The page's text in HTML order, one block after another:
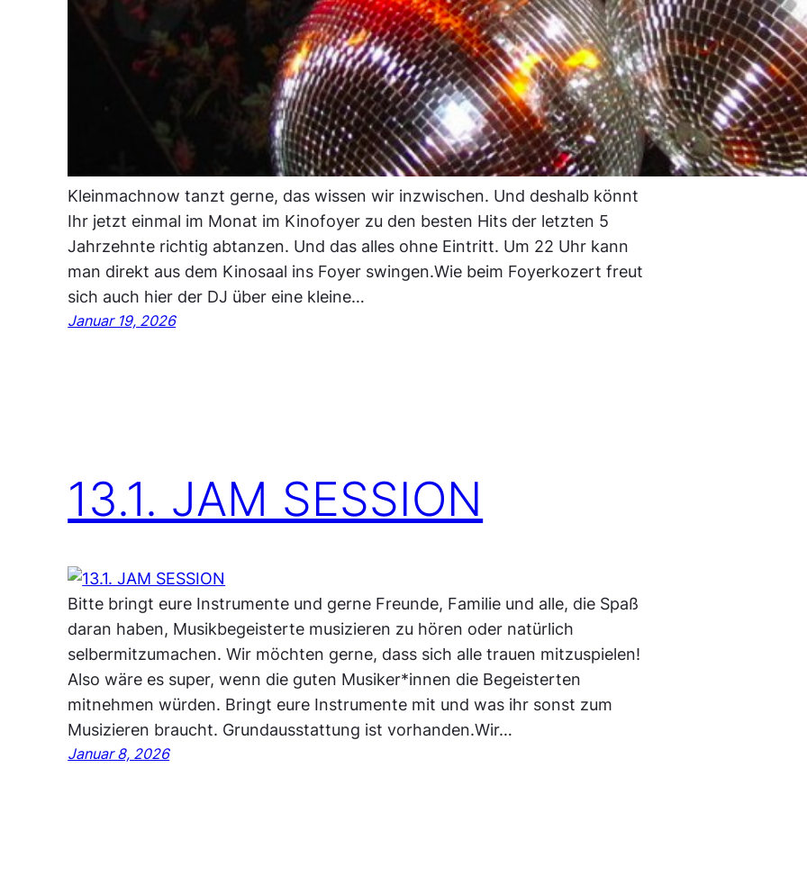
Kleinmachnow tanzt gerne, das wissen wir inzwischen. Und deshalb könnt
Ihr jetzt einmal im Monat im Kinofoyer zu den besten Hits der letzten 5
Jahrzehnte richtig abtanzen. Und das alles ohne Eintritt. Um 22 Uhr kann
man direkt aus dem Kinosaal ins Foyer swingen.Wie beim Foyerkozert freut
sich auch hier der DJ über eine kleine…
Januar 19, 2026
13.1. JAM SESSION
Bitte bringt eure Instrumente und gerne Freunde, Familie und alle, die Spaß
daran haben, Musikbegeisterte musizieren zu hören oder natürlich
selbermitzumachen. Wir möchten gerne, dass sich alle trauen mitzuspielen!
Also wäre es super, wenn die guten Musiker*innen die Begeisterten
mitnehmen würden. Bringt eure Instrumente mit und was ihr sonst zum
Musizieren braucht. Grundausstattung ist vorhanden.Wir…
Januar 8, 2026